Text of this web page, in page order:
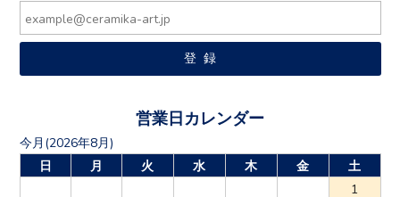
営業日カレンダー
今月(2026年8月)
日
月 火 水 木 金
土
1